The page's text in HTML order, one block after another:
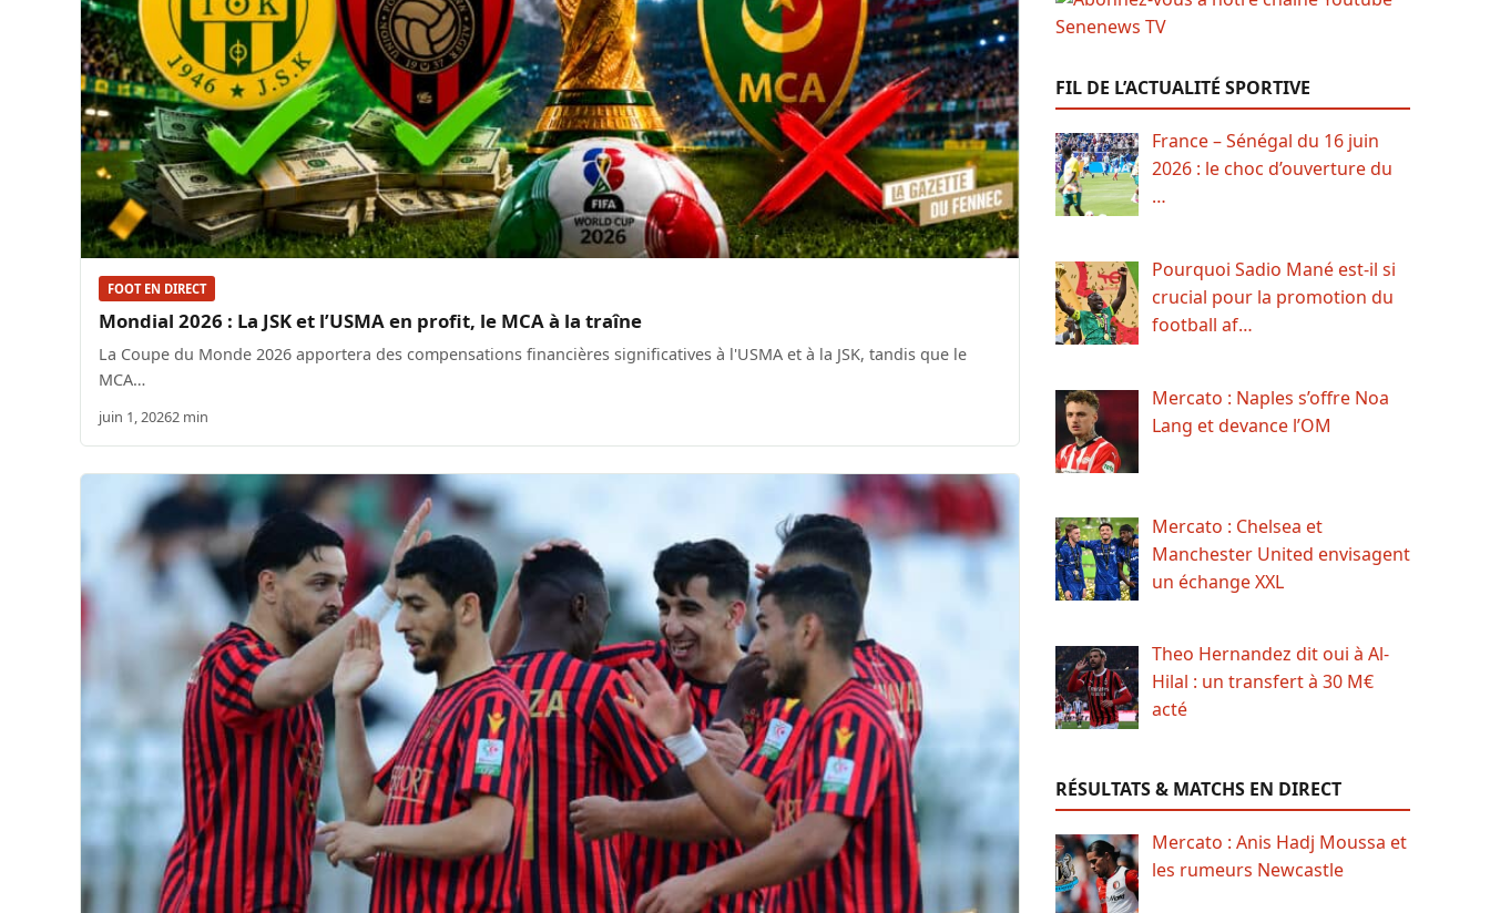
FOOT EN DIRECT
Mondial 2026 : La JSK et l’USMA en profit, le MCA à la traîne
La Coupe du Monde 2026 apportera des compensations financières significatives à l'USMA et à la JSK, tandis que le
MCA…
juin 1, 20262 min
FIL DE L’ACTUALITÉ SPORTIVE
France – Sénégal du 16 juin
2026 : le choc d’ouverture du
…
Pourquoi Sadio Mané est-il si
crucial pour la promotion du
football af…
Mercato : Naples s’offre Noa
Lang et devance l’OM
Mercato : Chelsea et
Manchester United envisagent
un échange XXL
Theo Hernandez dit oui à Al-
Hilal : un transfert à 30 M€
acté
RÉSULTATS & MATCHS EN DIRECT
Mercato : Anis Hadj Moussa et
les rumeurs Newcastle